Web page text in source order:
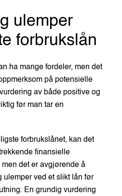
ulemper
forbrukslån
ha mange fordeler, men det
på potensielle
av både positive og
før man tar en
forbrukslånet, kan det
finansielle
men det er avgjørende å
ulemper ved et slikt lån før
En grundig vurdering